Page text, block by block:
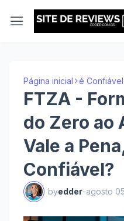
Página inicial é Confiável
FTZA -
do Zero ao
Vale a
Confiável?
byedder-agosto